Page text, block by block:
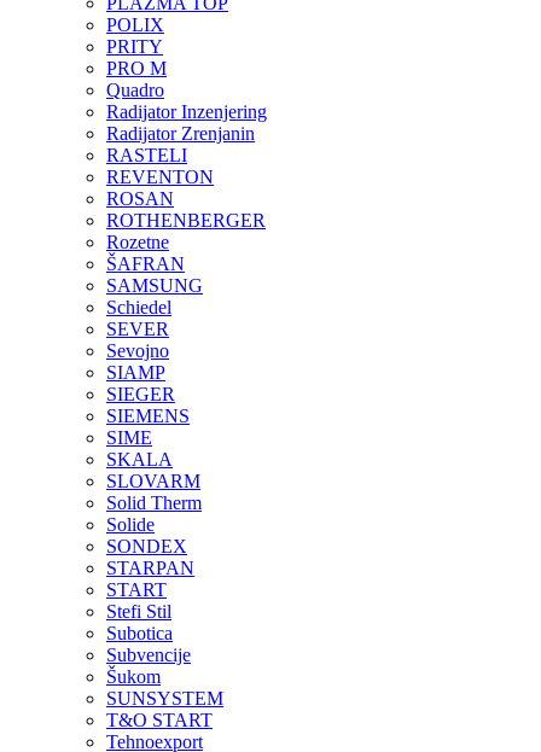
POLIX
PRITY
PRO M
Quadro
Radijator Inzenjering
Radijator Zrenjanin
RASTELI
REVENTON
ROSAN
ROTHENBERGER
Rozetne
ŠAFRAN
SAMSUNG
Schiedel
SEVER
Sevojno
SIAMP
SIEGER
SIEMENS
SIME
SKALA
SLOVARM
Solid Therm
Solide
SONDEX
STARPAN
START
Stefi Stil
Subotica
Subvencije
Šukom
SUNSYSTEM
T&O START
Tehnoexport